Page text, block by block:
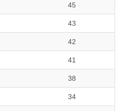
45
43
42
41
38
34